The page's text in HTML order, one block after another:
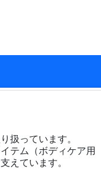
扱っています。
テム（ボディケア用
えています。